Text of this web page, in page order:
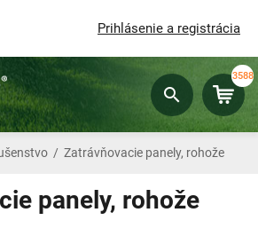
Prihlásenie a registrácia
3588
/ Zatrávňovacie panely, rohože
panely, rohože